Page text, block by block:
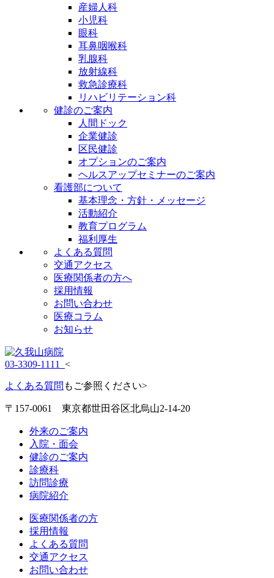
産婦人科
小児科
眼科
耳鼻咽喉科
乳腺科
放射線科
救急診療科
リハビリテーション科
健診のご案内
人間ドック
企業健診
区民健診
オプションのご案内
ヘルスアップセミナーのご案内
看護部について
基本理念・方針・メッセージ
活動紹介
教育プログラム
福利厚生
よくある質問
交通アクセス
医療関係者の方へ
採用情報
お問い合わせ
医療コラム
お知らせ
03-3309-1111 <
よくある質問 もご参照ください>
〒157-0061 東京都世田谷区北烏山2-14-20
外来のご案内
入院・面会
健診のご案内
診療科
訪問診療
病院紹介
医療関係者の方
採用情報
よくある質問
交通アクセス
お問い合わせ